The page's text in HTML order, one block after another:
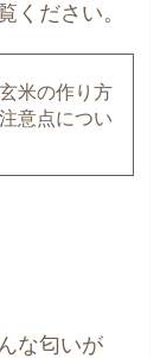
ください。
米の作り方
意点につい
な匂いが